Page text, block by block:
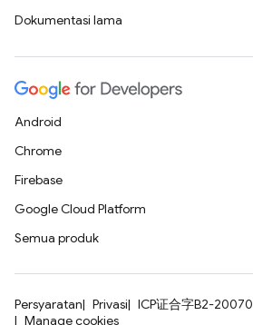
Dokumentasi lama
Android
Chrome
Firebase
Google Cloud Platform
Semua produk
Persyaratan Privasi
ICP证合字B2-
Manage cookies